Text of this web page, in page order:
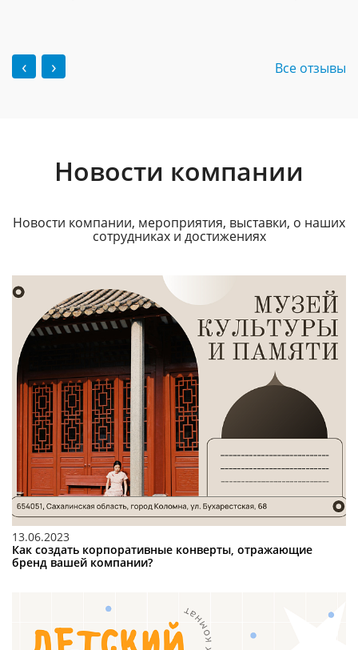
‹ › Все отзывы
Новости компании
Новости компании, мероприятия, выставки, о наших
сотрудниках и достижениях
13.06.2023
Как создать корпоративные конверты, отражающие
бренд вашей компании?